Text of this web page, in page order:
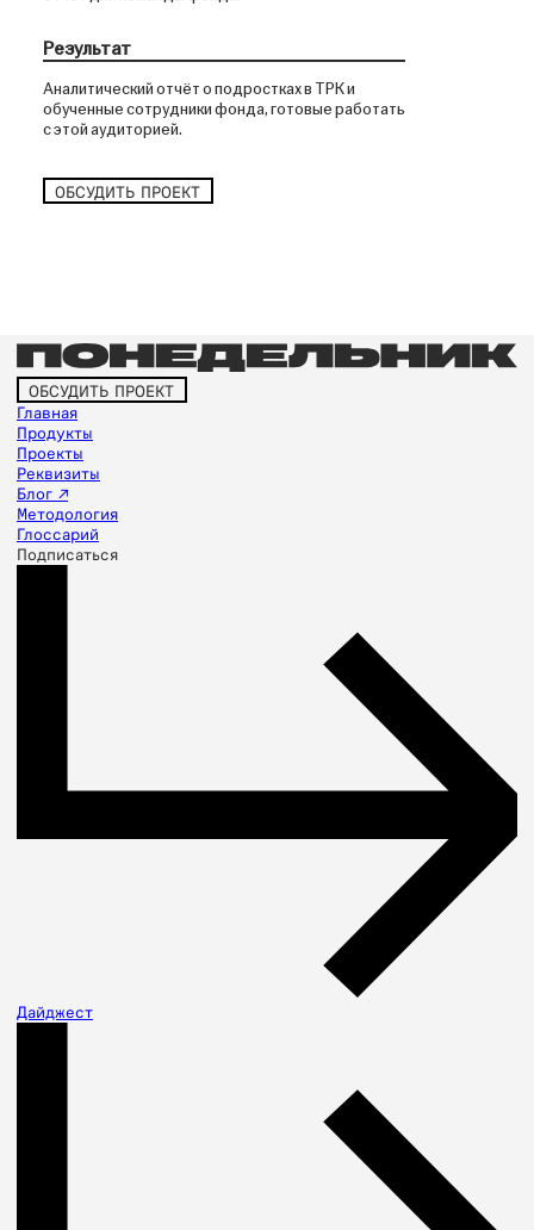
Результат
Аналитический отчёт о подростках в ТРК и
обученные сотрудники фонда, готовые работать
с этой аудиторией.
ОБСУДИТЬ ПРОЕКТ
ОБСУДИТЬ ПРОЕКТ
Главная
Продукты
Проекты
Реквизиты
Блог ↗
Методология
Глоссарий
Подписаться
Дайджест